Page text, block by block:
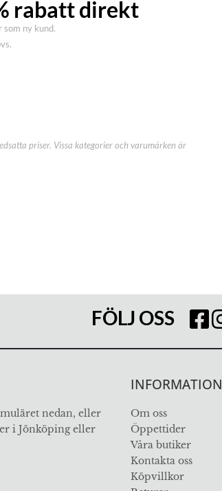
rabatt direkt
som ny kund.
priser. Vissa kategorier och varumärken är
FÖLJ OSS
nedan, eller
i Jönköping eller
INFORMATION
Om oss
Öppettider
Våra butiker
Kontakta oss
Köpvillkor